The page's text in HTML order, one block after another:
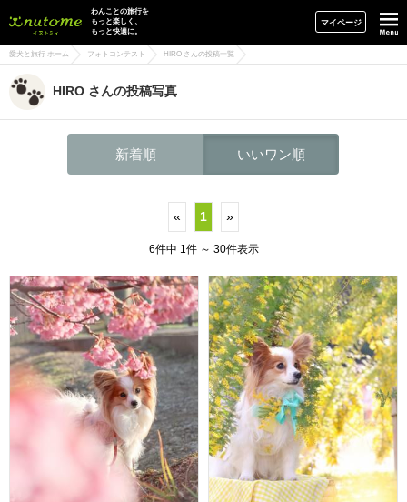
イヌトミィ
わんことの旅行を
もっと楽しく、
もっと快適に。
マイページ
愛犬と旅行 ホーム フォトコンテスト HIRO さんの投稿一覧
HIRO さんの投稿写真
新着順 いいワン順
« 1 »
6件中 1件 ～ 30件表示